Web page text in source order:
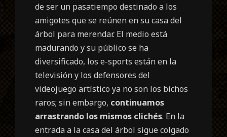
de ser un pasatiempo destinado a los
amigotes que se reúnen en su casa del
árbol para merendar. El medio está
madurando y su público se ha
diversificado, los e-sports están en la
televisión y los defensores del
videojuego artístico ya no son los bichos
raros; sin embargo, continuamos
arrastrando los mismos clichés. En la
entrada a la casa del árbol sigue colgado